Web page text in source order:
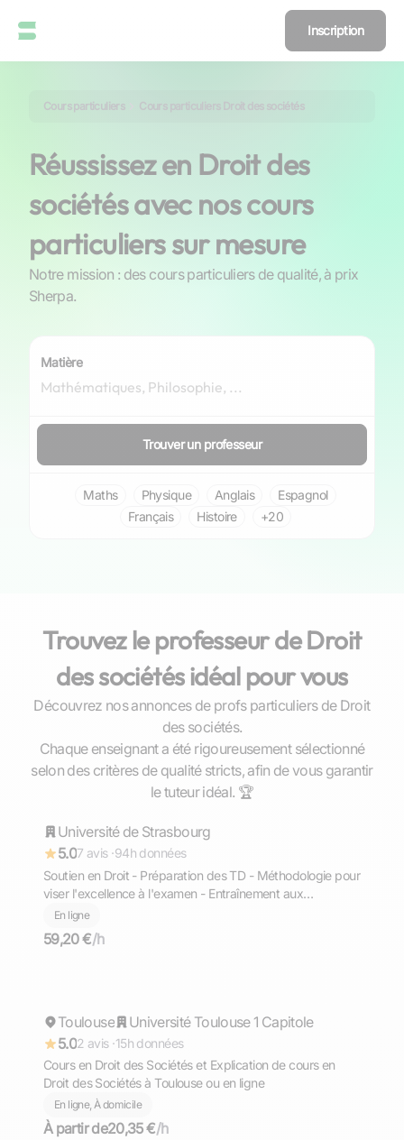
Inscription
Cours particuliers Cours particuliers Droit des sociétés
Réussissez en Droit des
sociétés avec nos cours
particuliers sur mesure
Notre mission : des cours particuliers de qualité, à prix
Sherpa.
Matière
Trouver un professeur
Maths Physique Anglais
Espagnol
Français
Histoire +20
Trouvez le professeur de Droit
des sociétés idéal pour vous
Découvrez nos annonces de profs particuliers de Droit
des sociétés.
Chaque enseignant a été rigoureusement sélectionné
selon des critères de qualité stricts, afin de vous garantir
le tuteur idéal. 🏆
Répond rapidement
Félix
Université de Strasbourg
5.07 avis ·94h données
Soutien en Droit - Préparation des TD - Méthodologie pour
viser l'excellence à l'examen - Entraînement aux
rattrapages - Examens
En ligne
59,20 €/h
Répond rapidement
Toulouse
Université Toulouse 1 Capitole
5.02 avis ·15h données
Cours en Droit des Sociétés et Explication de cours en
Droit des Sociétés à Toulouse ou en ligne
En ligne, À domicile
À partir de20,35 €/h